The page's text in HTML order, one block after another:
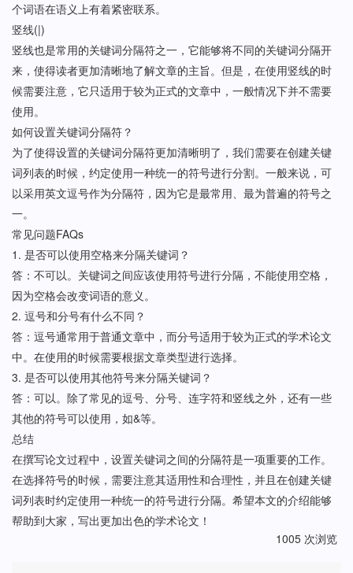
个词语在语义上有着紧密联系。
竖线(|)
竖线也是常用的关键词分隔符之一，它能够将不同的关键词分隔开
来，使得读者更加清晰地了解文章的主旨。但是，在使用竖线的时
候需要注意，它只适用于较为正式的文章中，一般情况下并不需要
使用。
如何设置关键词分隔符？
为了使得设置的关键词分隔符更加清晰明了，我们需要在创建关键
词列表的时候，约定使用一种统一的符号进行分割。一般来说，可
以采用英文逗号作为分隔符，因为它是最常用、最为普遍的符号之
一。
常见问题FAQs
1. 是否可以使用空格来分隔关键词？
答：不可以。关键词之间应该使用符号进行分隔，不能使用空格，
因为空格会改变词语的意义。
2. 逗号和分号有什么不同？
答：逗号通常用于普通文章中，而分号适用于较为正式的学术论文
中。在使用的时候需要根据文章类型进行选择。
3. 是否可以使用其他符号来分隔关键词？
答：可以。除了常见的逗号、分号、连字符和竖线之外，还有一些
其他的符号可以使用，如&等。
总结
在撰写论文过程中，设置关键词之间的分隔符是一项重要的工作。
在选择符号的时候，需要注意其适用性和合理性，并且在创建关键
词列表时约定使用一种统一的符号进行分隔。希望本文的介绍能够
帮助到大家，写出更加出色的学术论文！
1005 次浏览